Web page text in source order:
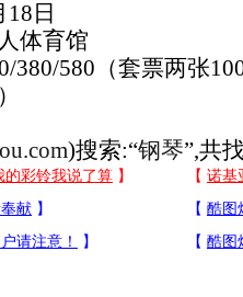
日
体育馆
580（套票两张
)搜索:“钢琴”,共